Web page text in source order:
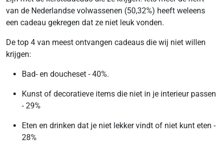
van de Nederlandse volwassenen (50,32%) heeft weleens
een cadeau gekregen dat ze niet leuk vonden.
De top 4 van meest ontvangen cadeaus die wij niet willen
krijgen:
Bad- en doucheset - 40%.
Kunst of decoratieve items die niet in je interieur passen
- 29%
Eten en drinken dat je niet lekker vindt of niet kunt eten -
28%